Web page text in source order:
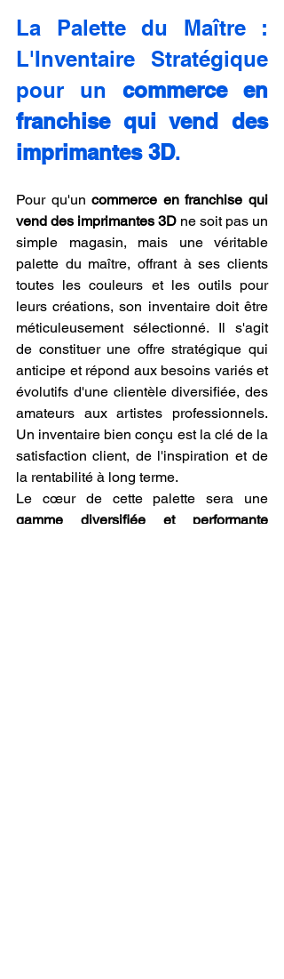
La Palette du Maître :
L'Inventaire Stratégique
pour un commerce en
franchise qui vend des
imprimantes 3D.
Pour qu'un commerce en franchise qui
vend des imprimantes 3D ne soit pas un
simple magasin, mais une véritable
palette du maître, offrant à ses clients
toutes les couleurs et les outils pour
leurs créations, son inventaire doit être
méticuleusement sélectionné. Il s'agit
de constituer une offre stratégique qui
anticipe et répond aux besoins variés et
évolutifs d'une clientèle diversifiée, des
amateurs aux artistes professionnels.
Un inventaire bien conçu est la clé de la
satisfaction client, de l'inspiration et de
la rentabilité à long terme.
gamme diversifiée et performante